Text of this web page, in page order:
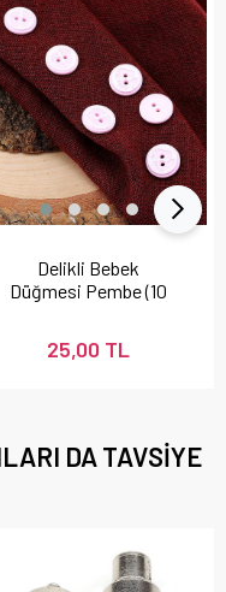
Delikli Bebek
Düğmesi Pembe (10
25,00 TL
DA TAVSIYE